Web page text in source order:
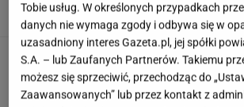
Quiz. Te aktorki znane są
Kojarzysz ich nazwiska?
Tobie usług. W określonych przypadkach
danych nie wymaga zgody i odbywa się w
uzasadniony interes Gazeta.pl, jej spółki
S.A. – lub Zaufanych Partnerów. Takiemu
możesz się sprzeciwić, przechodząc do
Zaawansowanych” lub przez kontakt z